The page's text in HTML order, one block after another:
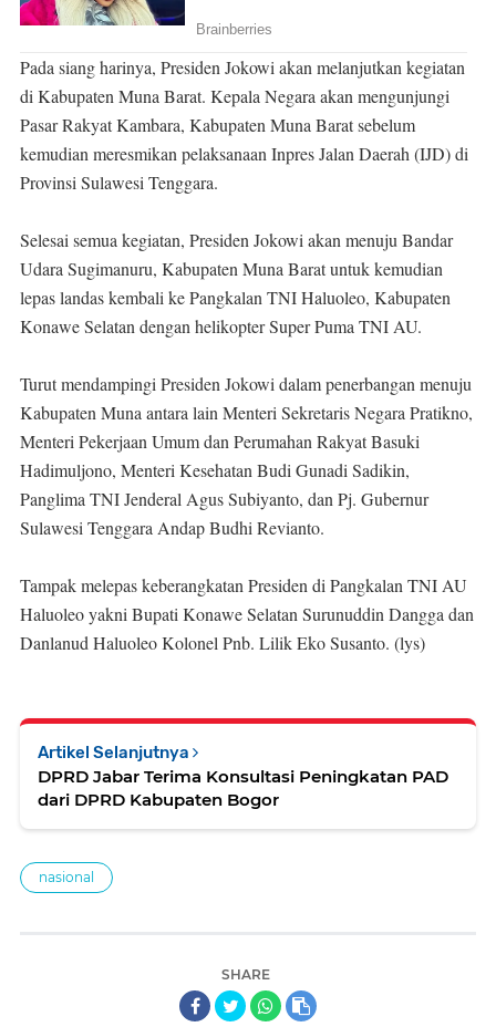
Pada siang harinya, Presiden Jokowi akan melanjutkan kegiatan
di Kabupaten Muna Barat. Kepala Negara akan mengunjungi
Pasar Rakyat Kambara, Kabupaten Muna Barat sebelum
kemudian meresmikan pelaksanaan Inpres Jalan Daerah (IJD) di
Provinsi Sulawesi Tenggara.
Selesai semua kegiatan, Presiden Jokowi akan menuju Bandar
Udara Sugimanuru, Kabupaten Muna Barat untuk kemudian
lepas landas kembali ke Pangkalan TNI Haluoleo, Kabupaten
Konawe Selatan dengan helikopter Super Puma TNI AU.
Turut mendampingi Presiden Jokowi dalam penerbangan menuju
Kabupaten Muna antara lain Menteri Sekretaris Negara Pratikno,
Menteri Pekerjaan Umum dan Perumahan Rakyat Basuki
Hadimuljono, Menteri Kesehatan Budi Gunadi Sadikin,
Panglima TNI Jenderal Agus Subiyanto, dan Pj. Gubernur
Sulawesi Tenggara Andap Budhi Revianto.
Tampak melepas keberangkatan Presiden di Pangkalan TNI AU
Haluoleo yakni Bupati Konawe Selatan Surunuddin Dangga dan
Danlanud Haluoleo Kolonel Pnb. Lilik Eko Susanto. (lys)
Artikel Selanjutnya
DPRD Jabar Terima Konsultasi Peningkatan PAD
dari DPRD Kabupaten Bogor
nasional
SHARE